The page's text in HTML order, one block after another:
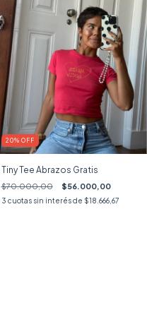
20% OFF
Tiny Tee Abrazos Gratis
$70.000,00 $56.000,00
3 cuotas sin interés de $18.666,67